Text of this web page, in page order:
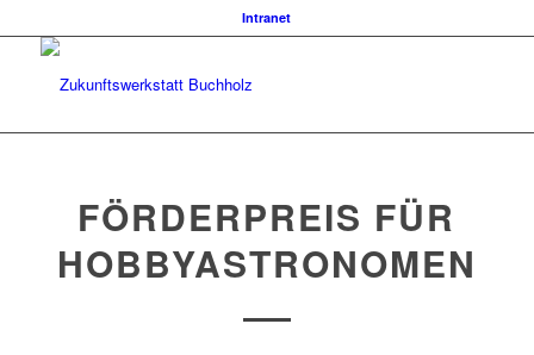
Intranet
FÖRDERPREIS FÜR
HOBBYASTRONOMEN